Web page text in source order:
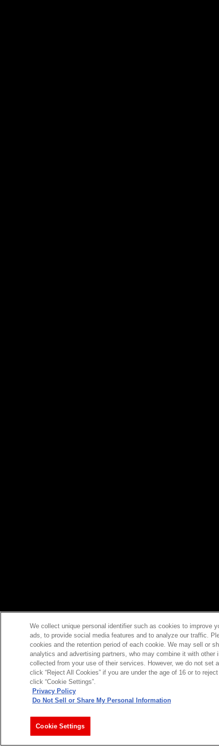
We collect unique personal identifier such as cookies to improve
ads, to provide social media features and to analyze our traffic.
cookies and the retention period of each cookie. We may sell or
analytics and advertising partners, who may combine it with
collected from your use of their services. However, we do not set
click “Reject All Cookies” if you are under the age of 16 or to
click “Cookie Settings”.
Privacy Policy
Do Not Sell or Share My Personal Information
Cookie Settings